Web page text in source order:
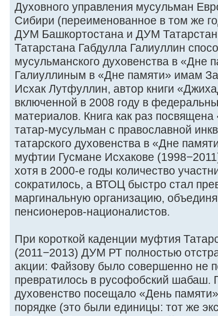
Духовного управления мусульман
Сибири (переименованное в том же
ДУМ Башкортостана и ДУМ
Татарстана Габдулла Галиуллин
мусульманского духовенства в «Дне
Галиуллиным в «Дне памяти» имам
Исхак Лутфуллин, автор книги
включенной в 2008 году в
материалов. Книга как раз посвящена
татар-мусульман с православной
татарского духовенства в «Дне
муфтии Гусмане Исхакове
хотя в 2000-е годы количество
сократилось, а ВТОЦ быстро стал
маргинальную организацию,
пенсионеров-националистов.
При короткой каденции муфтия
(2011−2013) ДУМ РТ полностью
акции: Файзову было совершенно не
превратилось в русофобский шабаш.
духовенство посещало «День
порядке (это были единицы: тот же